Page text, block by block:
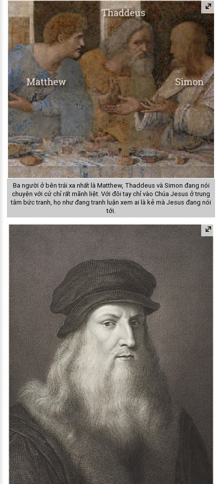
Ba người ở bên trái xa nhất là Matthew, Thaddeus và Simon đang nói
chuyện với cử chỉ rất mãnh liệt. Với đôi tay chỉ vào Chúa Jesus ở trung
tâm bức tranh, họ như đang tranh luận xem ai là kẻ mà Jesus đang nói
tới.